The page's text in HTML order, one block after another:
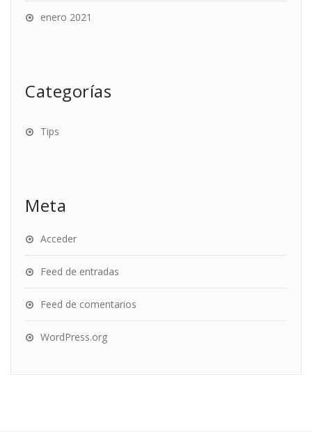
enero 2021
Categorías
Tips
Meta
Acceder
Feed de entradas
Feed de comentarios
WordPress.org